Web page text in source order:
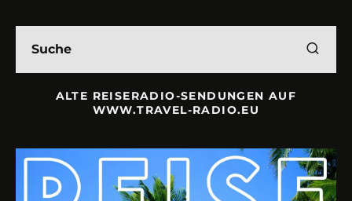
ALTE REISERADIO-SENDUNGEN AUF
WWW.TRAVEL-RADIO.EU